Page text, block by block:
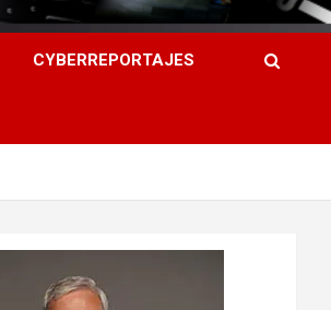
CYBERREPORTAJES